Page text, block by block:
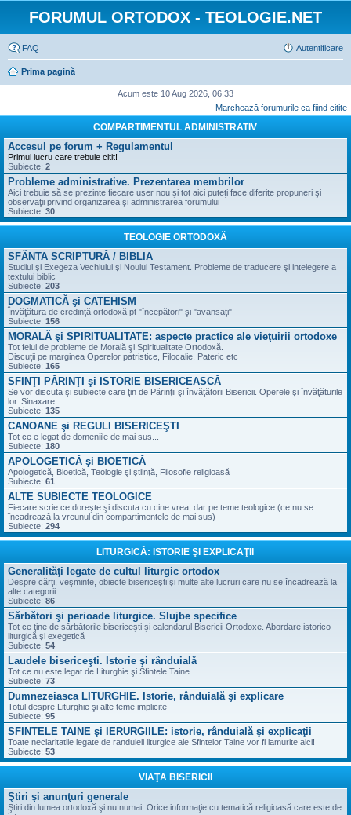
FORUMUL ORTODOX - TEOLOGIE.NET
FAQ Autentificare
Prima pagină
Acum este 10 Aug 2026, 06:33
Marchează forumurile ca fiind citite
COMPARTIMENTUL ADMINISTRATIV
Accesul pe forum + Regulamentul
Primul lucru care trebuie citit!
Subiecte: 2
Probleme administrative. Prezentarea membrilor
Aici trebuie să se prezinte fiecare user nou şi tot aici puteţi face diferite propuneri şi
observaţii privind organizarea şi administrarea forumului
Subiecte: 30
TEOLOGIE ORTODOXĂ
SFÂNTA SCRIPTURĂ / BIBLIA
Studiul şi Exegeza Vechiului şi Noului Testament. Probleme de traducere şi intelegere a
textului biblic
Subiecte: 203
DOGMATICĂ şi CATEHISM
Învăţătura de credinţă ortodoxă pt "începători" şi "avansaţi"
Subiecte: 156
MORALĂ şi SPIRITUALITATE: aspecte practice ale vieţuirii ortodoxe
Tot felul de probleme de Morală şi Spiritualitate Ortodoxă.
Discuţii pe marginea Operelor patristice, Filocalie, Pateric etc
Subiecte: 165
SFINŢI PĂRINŢI şi ISTORIE BISERICEASCĂ
Se vor discuta şi subiecte care ţin de Părinţii şi învăţătorii Bisericii. Operele şi învăţăturile
lor. Sinaxare.
Subiecte: 135
CANOANE şi REGULI BISERICEŞTI
Tot ce e legat de domeniile de mai sus...
Subiecte: 180
APOLOGETICĂ şi BIOETICĂ
Apologetică, Bioetică, Teologie şi ştiinţă, Filosofie religioasă
Subiecte: 61
ALTE SUBIECTE TEOLOGICE
Fiecare scrie ce doreşte şi discuta cu cine vrea, dar pe teme teologice (ce nu se
încadrează la vreunul din compartimentele de mai sus)
Subiecte: 294
LITURGICĂ: ISTORIE ŞI EXPLICAŢII
Generalităţi legate de cultul liturgic ortodox
Despre cărţi, veşminte, obiecte bisericeşti şi multe alte lucruri care nu se încadrează la
alte categorii
Subiecte: 86
Sărbători şi perioade liturgice. Slujbe specifice
Tot ce ţine de sărbătorile bisericeşti şi calendarul Bisericii Ortodoxe. Abordare istorico-
liturgică şi exegetică
Subiecte: 54
Laudele bisericeşti. Istorie şi rânduială
Tot ce nu este legat de Liturghie şi Sfintele Taine
Subiecte: 73
Dumnezeiasca LITURGHIE. Istorie, rânduială şi explicare
Totul despre Liturghie şi alte teme implicite
Subiecte: 95
SFINTELE TAINE şi IERURGIILE: istorie, rânduială şi explicaţii
Toate neclaritatile legate de randuieli liturgice ale Sfintelor Taine vor fi lamurite aici!
Subiecte: 53
VIAŢA BISERICII
Ştiri şi anunţuri generale
Ştiri din lumea ortodoxă şi nu numai. Orice informaţie cu tematică religioasă care este de